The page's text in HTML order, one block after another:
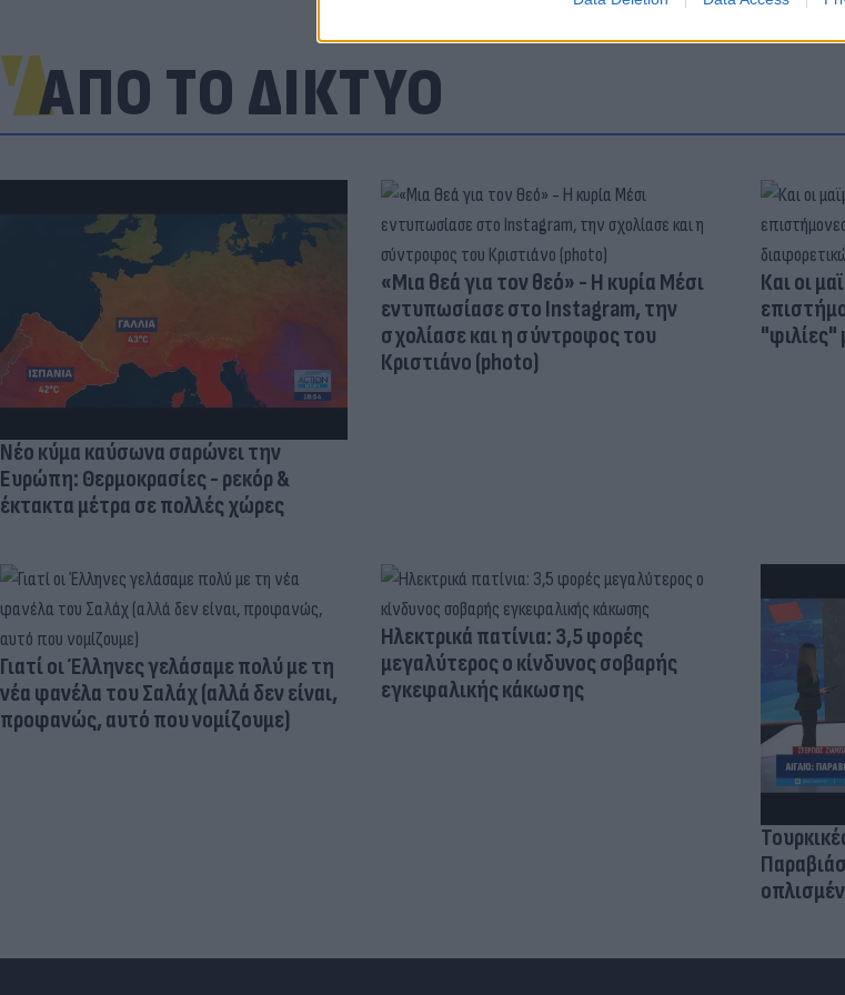
ΑΠΟ ΤΟ ΔΙΚΤΥΟ
Νέο κύμα καύσωνα σαρώνει την
Ευρώπη: Θερμοκρασίες - ρεκόρ &
έκτακτα μέτρα σε πολλές χώρες
«Μια θεά για τον θεό» - Η κυρία Μέσι
εντυπωσίασε στο Instagram, την
σχολίασε και η σύντροφος του
Κριστιάνο (photo)
Και οι
"φιλίες"
Γιατί οι Έλληνες γελάσαμε πολύ με τη
νέα φανέλα του Σαλάχ (αλλά δεν είναι,
προφανώς, αυτό που νομίζουμε)
Ηλεκτρικά πατίνια: 3,5 φορές
μεγαλύτερος ο κίνδυνος σοβαρής
εγκεφαλικής κάκωσης